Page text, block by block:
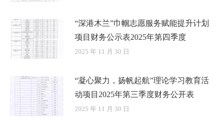
“深港木兰”巾帼志愿服务赋能提升计划
项目财务公示表2025年第四季度
2025 年 11 月 30 日
“凝心聚力，扬帆起航”理论学习教育活
动项目2025年第三季度财务公开表
2025 年 11 月 30 日